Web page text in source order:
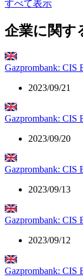
すべて表示
企業に関す
Gazprombank: CIS
2023/09/21
Gazprombank: CIS
2023/09/20
Gazprombank: CIS
2023/09/13
Gazprombank: CIS
2023/09/12
Gazprombank: CIS